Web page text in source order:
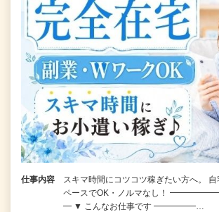
仕事内容
スキマ時間にコツコツ稼ぎたい方へ。
ペースでOK・ノルマなし！
━ ▼ こんなお仕事です ━━━━━…